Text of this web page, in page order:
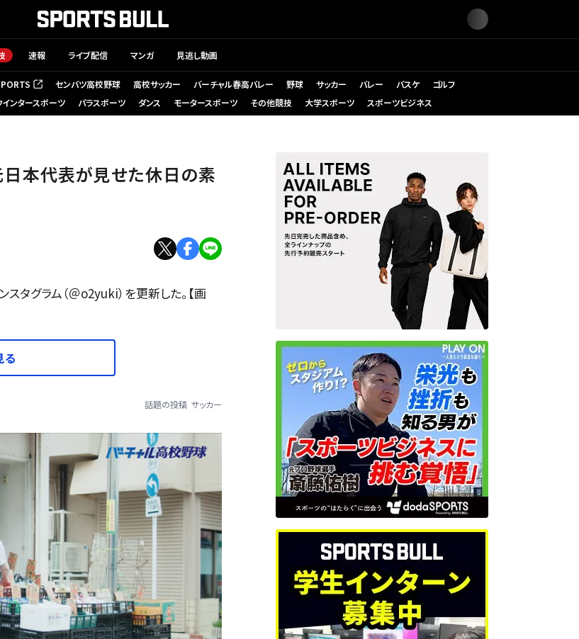
速報 ライブ配信 マンガ 見逃し動画
ブで開く） センバツ高校野球 高校サッカー バーチャル春高バレー 野球 サッカー バレー バスケ
ゴルフ
インタースポーツ パラスポーツ ダンス モータースポーツ その他競技 大学スポーツ スポーツビジネス
本代表が見せた休日の素
タグラム（＠o2yuki）を更新した。【画
る
話題の投稿 サッカー